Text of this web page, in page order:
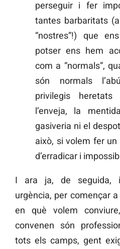
perseguir i fer
tantes barbaritats
“nostres”!) que
potser ens hem
com a “normals”,
són normals
privilegis
l’enveja, la
gasiveria ni el
això, si volem fer
d’erradicar i
I ara ja, de seguida,
urgència, per començar
en què volem
convenen són
tots els camps, gent